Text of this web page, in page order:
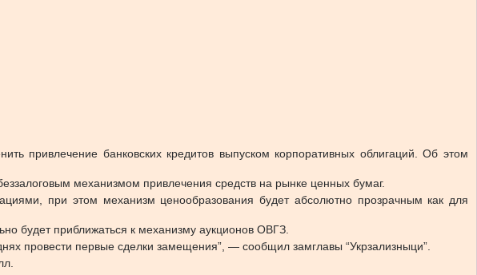
привлечение банковских кредитов выпуском корпоративных облигаций. Об этом
механизмом привлечения средств на рынке ценных бумаг.
при этом механизм ценообразования будет абсолютно прозрачным как для
будет приближаться к механизму аукционов ОВГЗ.
провести первые сделки замещения”, — сообщил замглавы “Укрзализныци”.